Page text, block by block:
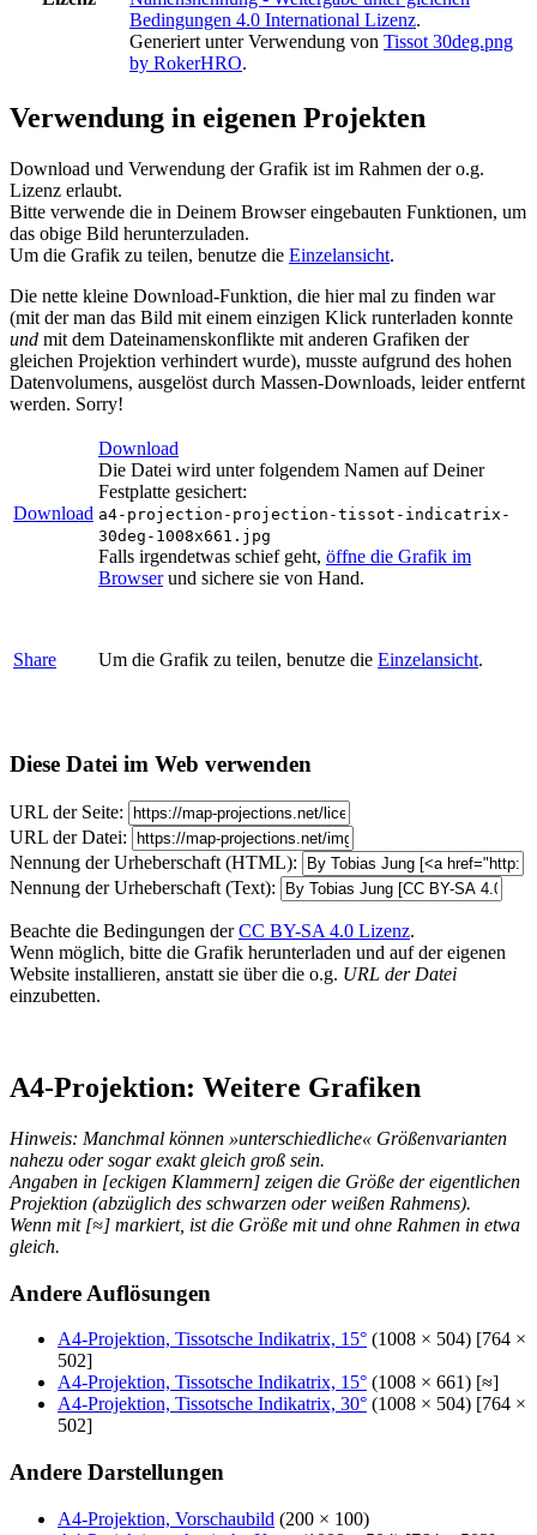
Bedingungen 4.0 International Lizenz.
Generiert unter Verwendung von Tissot 30deg.png
by RokerHRO.
Verwendung in eigenen Projekten
Download und Verwendung der Grafik ist im Rahmen der o.g.
Lizenz erlaubt.
Bitte verwende die in Deinem Browser eingebauten Funktionen, um
das obige Bild herunterzuladen.
Um die Grafik zu teilen, benutze die Einzelansicht.
Die nette kleine Download-Funktion, die hier mal zu finden war
(mit der man das Bild mit einem einzigen Klick runterladen konnte
und mit dem Dateinamenskonflikte mit anderen Grafiken der
gleichen Projektion verhindert wurde), musste aufgrund des hohen
Datenvolumens, ausgelöst durch Massen-Downloads, leider entfernt
werden. Sorry!
Download
Download
Die Datei wird unter folgendem Namen auf Deiner
Festplatte gesichert:
a4-projection-projection-tissot-indicatrix-
30deg-1008x661.jpg
Falls irgendetwas schief geht, öffne die Grafik im
Browserund sichere sie von Hand.
Share Um die Grafik zu teilen, benutze die Einzelansicht.
Diese Datei im Web verwenden
URL der Seite:
URL der Datei:
Nennung der Urheberschaft (HTML):
Nennung der Urheberschaft (Text):
Beachte die Bedingungen derCC BY-SA 4.0 Lizenz.
Wenn möglich, bitte die Grafik herunterladen und auf der eigenen
Website installieren, anstatt sie über die o.g. URL der Datei
einzubetten.
A4-Projektion: Weitere Grafiken
Hinweis: Manchmal können »unterschiedliche« Größenvarianten
nahezu oder sogar exakt gleich groß sein.
Angaben in [eckigen Klammern] zeigen die Größe der eigentlichen
Projektion (abzüglich des schwarzen oder weißen Rahmens).
Wenn mit [≈] markiert, ist die Größe mit und ohne Rahmen in etwa
gleich.
Andere Auflösungen
A4-Projektion, Tissotsche Indikatrix, 15° (1008 × 504) [764 ×
502]
A4-Projektion, Tissotsche Indikatrix, 15° (1008 × 661) [≈]
A4-Projektion, Tissotsche Indikatrix, 30° (1008 × 504) [764 ×
502]
Andere Darstellungen
A4-Projektion, Vorschaubild (200 × 100)